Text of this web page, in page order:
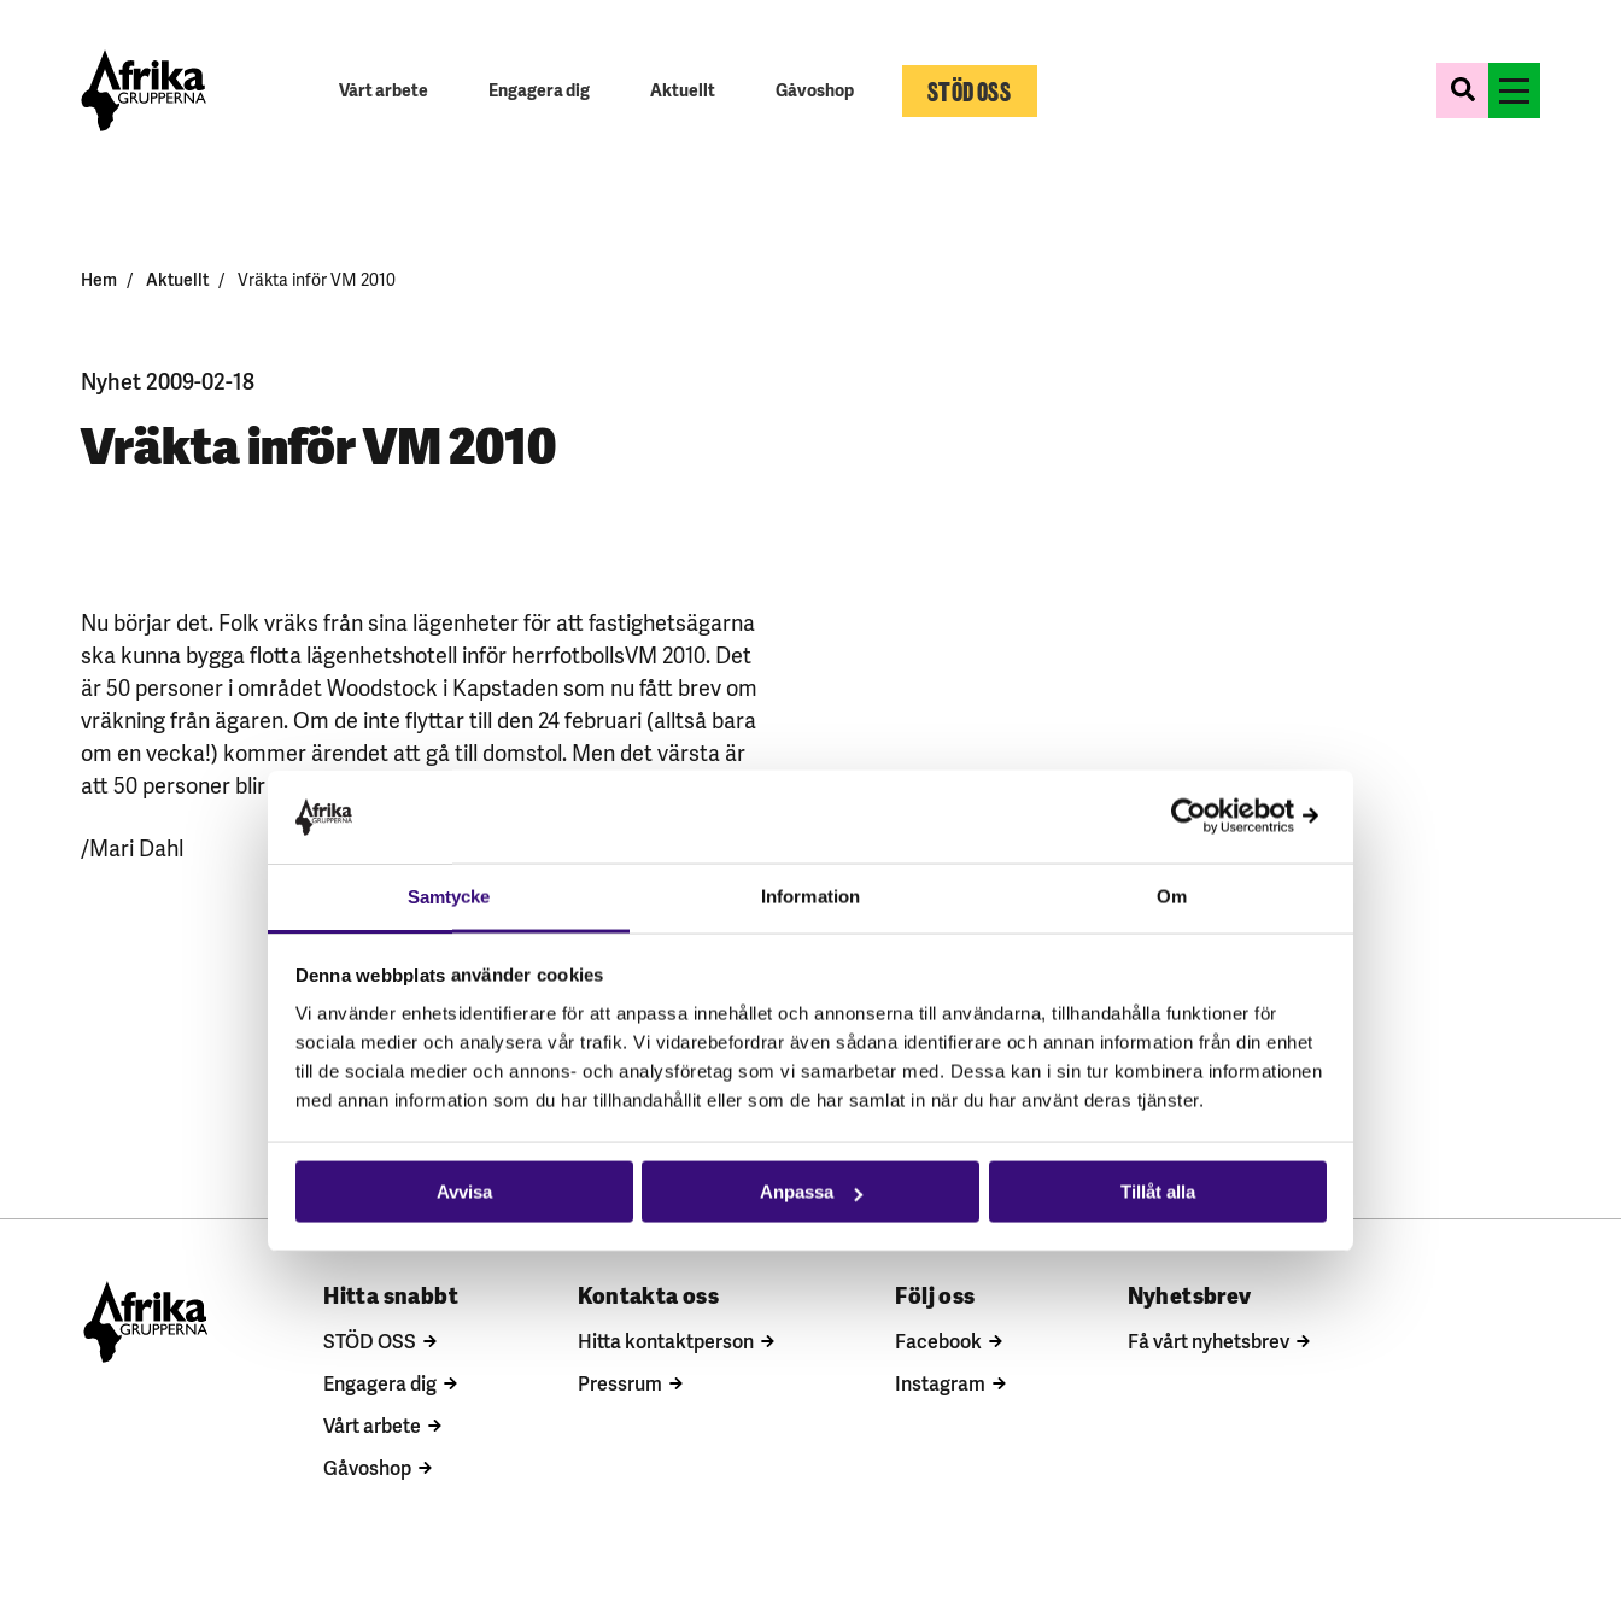
Samtycke Information Om
Denna webbplats använder cookies
Vi använder enhetsidentifierare för att anpassa innehållet och annonserna till användarna, tillhandahålla funktioner för
sociala medier och analysera vår trafik. Vi vidarebefordrar även sådana identifierare och annan information från din enhet
till de sociala medier och annons- och analysföretag som vi samarbetar med. Dessa kan i sin tur kombinera informationen
med annan information som du har tillhandahållit eller som de har samlat in när du har använt deras tjänster.
Avvisa Anpassa Tillåt alla
Vårt arbete Engagera dig Aktuellt Gåvoshop STÖD OSS
Hem Aktuellt Vräkta inför VM 2010
Nyhet 2009-02-18
Vräkta inför VM 2010
Nu börjar det. Folk vräks från sina lägenheter för att fastighetsägarna
ska kunna bygga flotta lägenhetshotell inför herrfotbollsVM 2010. Det
är 50 personer i området Woodstock i Kapstaden som nu fått brev om
vräkning från ägaren. Om de inte flyttar till den 24 februari (alltså bara
om en vecka!) kommer ärendet att gå till domstol. Men det värsta är
att 50 personer blir utan hem.
/Mari Dahl
Hitta snabbt
STÖD OSS
Engagera dig
Vårt arbete
Gåvoshop
Kontakta oss
Hitta kontaktperson
Pressrum
Följ oss
Facebook
Instagram
Nyhetsbrev
Få vårt nyhetsbrev